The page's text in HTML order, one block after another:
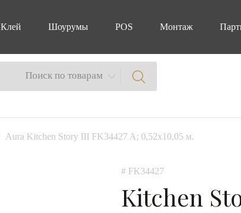
Клей Шоурумы POS Монтаж
Поиск по товарам
Aura Kitchen Story III FK34427 A; 0,52х10,05 м.
# FK34427
Kitchen